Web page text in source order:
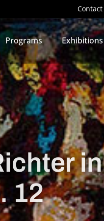
Contact
Programs Exhibitions
12